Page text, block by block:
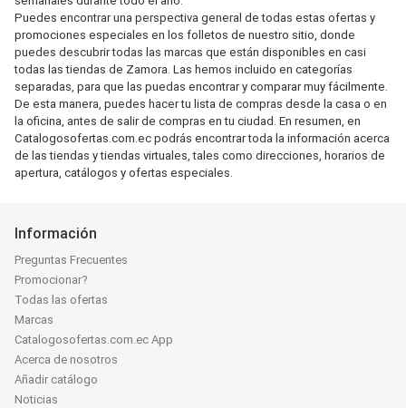
Puedes encontrar una perspectiva general de todas estas ofertas y
promociones especiales en los folletos de nuestro sitio, donde
puedes descubrir todas las marcas que están disponibles en casi
todas las tiendas de Zamora. Las hemos incluido en categorías
separadas, para que las puedas encontrar y comparar muy fácilmente.
De esta manera, puedes hacer tu lista de compras desde la casa o en
la oficina, antes de salir de compras en tu ciudad. En resumen, en
Catalogosofertas.com.ec podrás encontrar toda la información acerca
de las tiendas y tiendas virtuales, tales como direcciones, horarios de
apertura, catálogos y ofertas especiales.
Información
Preguntas Frecuentes
Promocionar?
Todas las ofertas
Marcas
Catalogosofertas.com.ec App
Acerca de nosotros
Añadir catálogo
Noticias